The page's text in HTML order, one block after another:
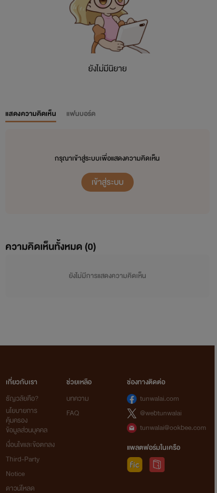
ยังไม่มีนิยาย
แสดงความคิดเห็น แฟนบอร์ด
กรุณาเข้าสู่ระบบเพื่อแสดงความคิดเห็น
เข้าสู่ระบบ
ความคิดเห็นทั้งหมด (0)
ยังไม่มีการแสดงความคิดเห็น
เกี่ยวกับเรา
ธัญวลัยคือ?
นโยบายการ
คุ้มครอง
ข้อมูลส่วนบุคคล
เงื่อนไขและข้อตกลง
Third-Party
Notice
ดาวน์โหลด
ช่วยเหลือ
บทความ
FAQ
ช่องทางติดต่อ
tunwalai.com
@webtunwalai
tunwalai@ookbee.com
แพลตฟอร์มในเครือ